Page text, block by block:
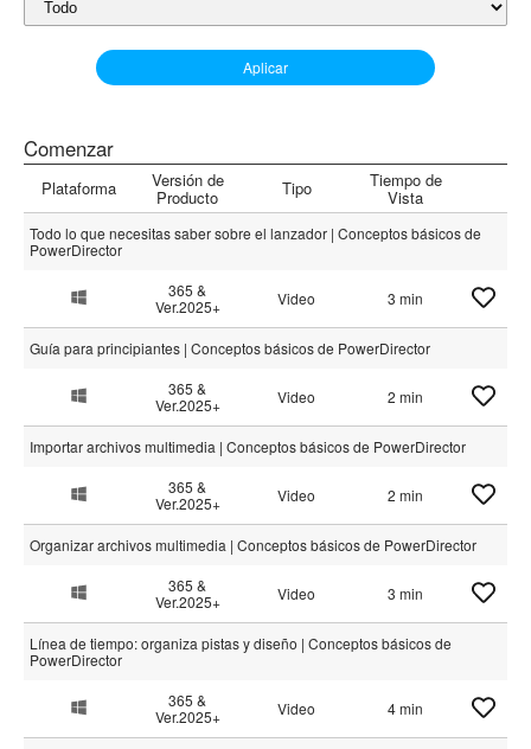
Aplicar
Comenzar
Plataforma Versión de
Producto Tipo Tiempo de
Vista
Todo lo que necesitas saber sobre el lanzador | Conceptos básicos de
PowerDirector
365 &
Ver.2025+
Video 3 min
Guía para principiantes | Conceptos básicos de PowerDirector
365 &
Ver.2025+
Video 2 min
Importar archivos multimedia | Conceptos básicos de PowerDirector
365 &
Ver.2025+
Video 2 min
Organizar archivos multimedia | Conceptos básicos de PowerDirector
365 &
Ver.2025+
Video 3 min
Línea de tiempo: organiza pistas y diseño | Conceptos básicos de
PowerDirector
365 &
Ver.2025+
Video 4 min